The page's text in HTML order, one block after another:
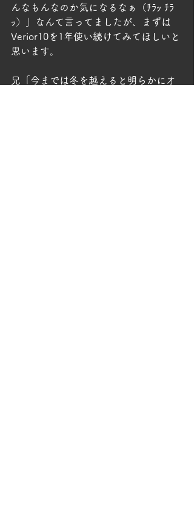
んなもんなのか気になるなぁ（ﾁﾗｯ ﾁﾗ
ｯ）」なんて言ってましたが、まずは
Verior10を1年使い続けてみてほしいと
思います。
兄「今までは冬を越えると明らかにオ